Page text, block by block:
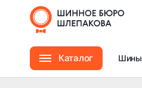
Каталог Шины
Trebl 64A50C 6x15 4x100